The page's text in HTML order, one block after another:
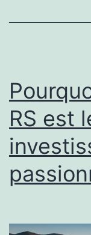
RS est